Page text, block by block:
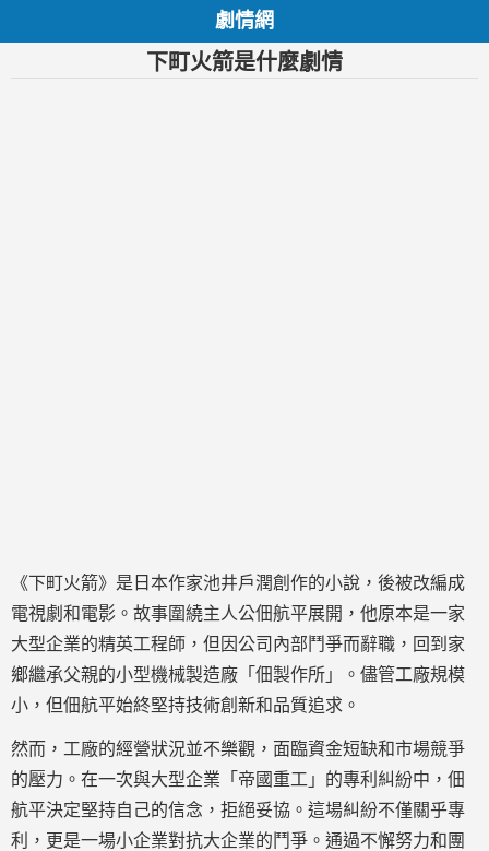
劇情網
下町火箭是什麼劇情
《下町火箭》是日本作家池井戶潤創作的小說，後被改編成
電視劇和電影。故事圍繞主人公佃航平展開，他原本是一家
大型企業的精英工程師，但因公司內部鬥爭而辭職，回到家
鄉繼承父親的小型機械製造廠「佃製作所」。儘管工廠規模
小，但佃航平始終堅持技術創新和品質追求。
然而，工廠的經營狀況並不樂觀，面臨資金短缺和市場競爭
的壓力。在一次與大型企業「帝國重工」的專利糾紛中，佃
航平決定堅持自己的信念，拒絕妥協。這場糾紛不僅關乎專
利，更是一場小企業對抗大企業的鬥爭。通過不懈努力和團